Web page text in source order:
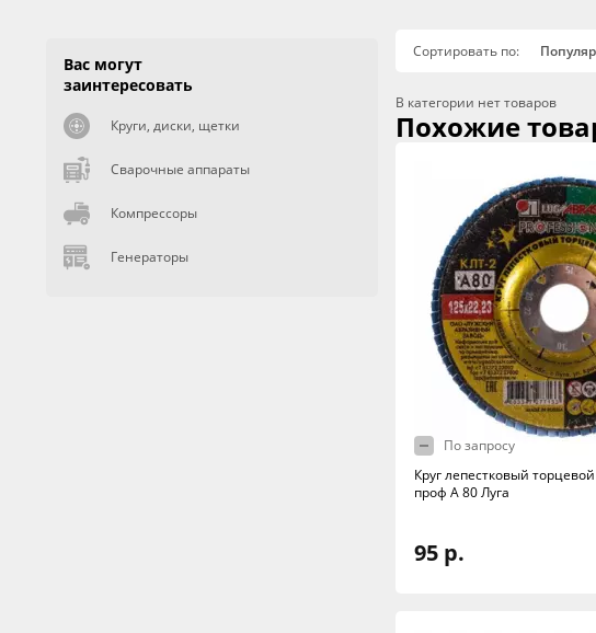
Сортировать по:
В категории нет товаров
Похожие
По запросу
Круг лепестковый
проф А 80 Луга
95 р.
Вас могут
заинтересовать
Круги, диски, щетки
Сварочные аппараты
Компрессоры
Генераторы